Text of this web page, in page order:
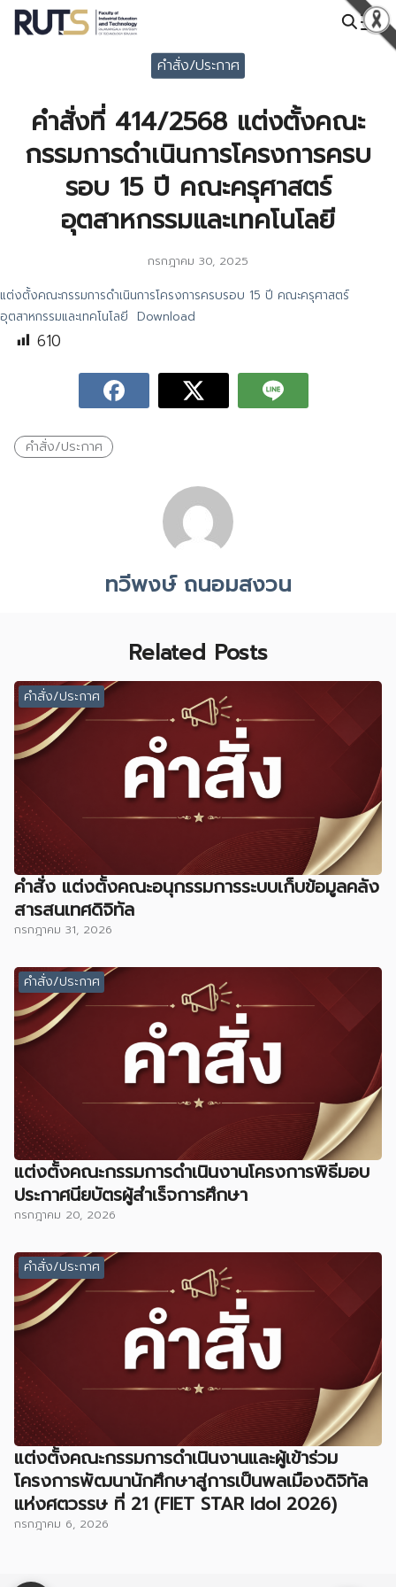
Skip
คำสั่ง/ประกาศ
คำสั่งที่ 414/2568 แต่งตั้งคณะ
กรรมการดำเนินการโครงการครบ
รอบ 15 ปี คณะครุศาสตร์
อุตสาหกรรมและเทคโนโลยี
กรกฎาคม 30, 2025
แต่งตั้งคณะกรรมการดำเนินการโครงการครบรอบ 15 ปี คณะครุศาสตร์
อุตสาหกรรมและเทคโนโลยี Download
610
คำสั่ง/ประกาศ
ทวีพงษ์ ถนอมสงวน
Related Posts
คำสั่ง/ประกาศ
คำสั่ง แต่งตั้งคณะอนุกรรมการระบบเก็บข้อมูลคลัง
สารสนเทศดิจิทัล
กรกฎาคม 31, 2026
คำสั่ง/ประกาศ
แต่งตั้งคณะกรรมการดำเนินงานโครงการพิธีมอบ
ประกาศนียบัตรผู้สำเร็จการศึกษา
กรกฎาคม 20, 2026
คำสั่ง/ประกาศ
แต่งตั้งคณะกรรมการดำเนินงานและผู้เข้าร่วม
โครงการพัฒนานักศึกษาสู่การเป็นพลเมืองดิจิทัล
แห่งศตวรรษ ที่ 21 (FIET STAR Idol 2026)
กรกฎาคม 6, 2026